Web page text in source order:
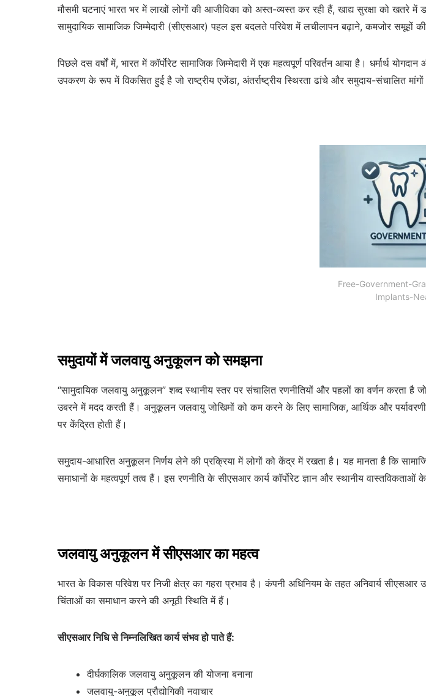
मौसमी घटनाएं भारत भर में लाखों लोगों की आजीविका को अस्त-व्यस्त कर रही हैं, खाद्य सुरक्षा को
सामुदायिक सामाजिक जिम्मेदारी (सीएसआर) पहल इस बदलते परिवेश में लचीलापन बढ़ाने, कमजोर
पिछले दस वर्षों में, भारत में कॉर्पोरेट सामाजिक जिम्मेदारी में एक महत्वपूर्ण परिवर्तन आया है। धर्मार्थ
उपकरण के रूप में विकसित हुई है जो राष्ट्रीय एजेंडा, अंतर्राष्ट्रीय स्थिरता ढांचे और समुदाय-संचालित
Free-Government-
Implants-
समुदायों में जलवायु अनुकूलन को समझना
“सामुदायिक जलवायु अनुकूलन” शब्द स्थानीय स्तर पर संचालित रणनीतियों और पहलों का वर्णन करता
उबरने में मदद करती हैं। अनुकूलन जलवायु जोखिमों को कम करने के लिए सामाजिक, आर्थिक और
पर केंद्रित होती हैं।
समुदाय-आधारित अनुकूलन निर्णय लेने की प्रक्रिया में लोगों को केंद्र में रखता है। यह मानता है कि
समाधानों के महत्वपूर्ण तत्व हैं। इस रणनीति के सीएसआर कार्य कॉर्पोरेट ज्ञान और स्थानीय
जलवायु अनुकूलन में सीएसआर का महत्व
भारत के विकास परिवेश पर निजी क्षेत्र का गहरा प्रभाव है। कंपनी अधिनियम के तहत अनिवार्य
चिंताओं का समाधान करने की अनूठी स्थिति में हैं।
सीएसआर निधि से निम्नलिखित कार्य संभव हो पाते हैं:
दीर्घकालिक जलवायु अनुकूलन की योजना बनाना
जलवायु-अनुकूल प्रौद्योगिकी नवाचार